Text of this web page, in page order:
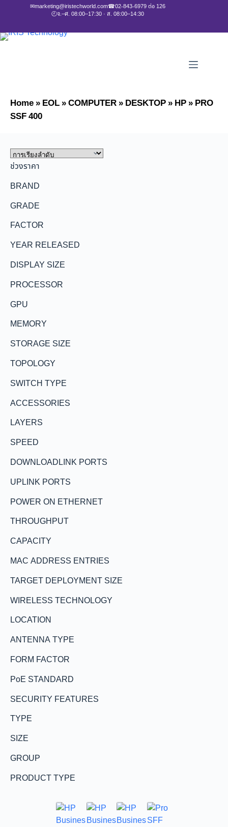
✉marketing@iristechworld.com☎02-843-6979 ต่อ 126
🕘จ.–ศ. 08:00–17:30 · ส. 08:00–14:30
Home»EOL»COMPUTER»DESKTOP»HP»PRO
SSF 400
ช่วงราคา
BRAND
GRADE
FACTOR
YEAR RELEASED
DISPLAY SIZE
PROCESSOR
GPU
MEMORY
STORAGE SIZE
TOPOLOGY
SWITCH TYPE
ACCESSORIES
LAYERS
SPEED
DOWNLOADLINK PORTS
UPLINK PORTS
POWER ON ETHERNET
THROUGHPUT
CAPACITY
MAC ADDRESS ENTRIES
TARGET DEPLOYMENT SIZE
WIRELESS TECHNOLOGY
LOCATION
ANTENNA TYPE
FORM FACTOR
PoE STANDARD
SECURITY FEATURES
TYPE
SIZE
GROUP
PRODUCT TYPE